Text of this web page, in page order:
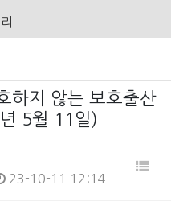
하지 않는 보호출산
5월 11일)
23-10-11 12:14